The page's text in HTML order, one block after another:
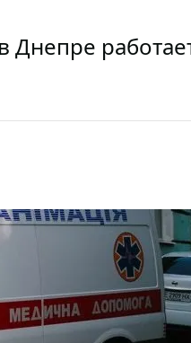
Днепре